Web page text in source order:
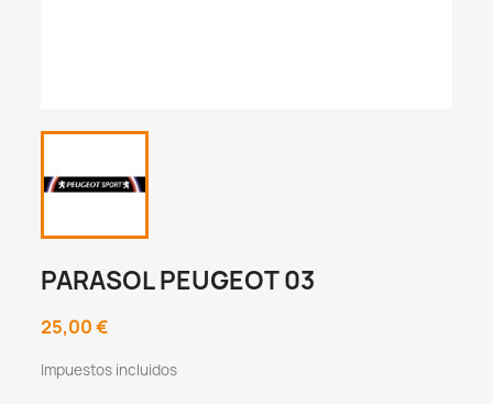
PARASOL PEUGEOT 03
25,00 €
Impuestos incluidos